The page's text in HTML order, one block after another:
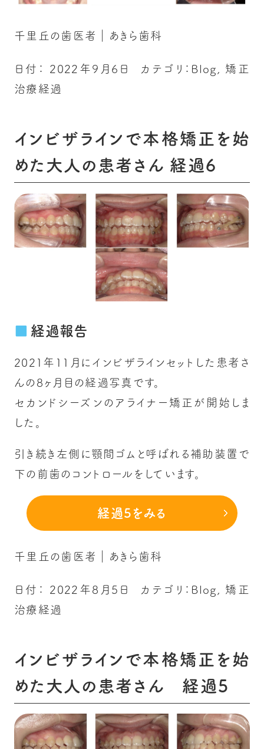
千里丘の歯医者｜あきら歯科
日付： 2022年9月6日 カテゴリ： Blog
矯正
治療経過
インビザラインで本格矯正を始
めた大人の患者さん 経過6
経過報告
2021年11月にインビザラインセットした患者さ
んの8ヶ月目の経過写真です。
セカンドシーズンのアライナー矯正が開始しま
した。
引き続き左側に顎間ゴムと呼ばれる補助装置で
下の前歯のコントロールをしています。
経過5をみる
千里丘の歯医者｜あきら歯科
日付： 2022年8月5日 カテゴリ： Blog
矯正
治療経過
インビザラインで本格矯正を始
めた大人の患者さん 経過5